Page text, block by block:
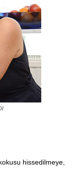
hissedilmeye,